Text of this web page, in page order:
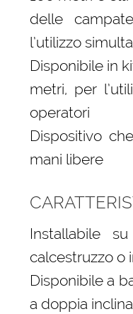
delle
l’utilizzo
Disponibile in
metri, per
operatori
Dispositivo
mani libere
Installabile
calcestruzzo o
Disponibile a
a doppia